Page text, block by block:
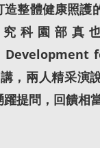
造整體健康照護
科園部真
Development
，兩人精采演
提問，回饋相當